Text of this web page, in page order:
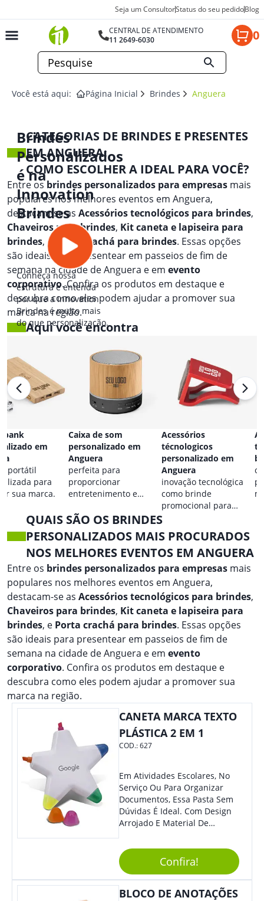
Seja um ConsultorStatus do seu pedidoBlog
CENTRAL DE ATENDIMENTO
11 2649-6030
0
Você está aqui: Página Inicial Brindes Anguera
Brindes
Personalizados
é na
Innovation
Brindes
Conheça nossa
estrutura e entenda
por que a Innovation
Brindes é muito mais
do que personalização.
CATEGORIAS DE BRINDES E PRESENTES
EM ANGUERA:
COMO ESCOLHER A IDEAL PARA VOCÊ?
Entre osbrindes personalizados para empresas mais
populares nos melhores eventos em Anguera,
destacam-se as Acessórios tecnológicos para brindes,
Chaveiros para brindes, Kit caneta e lapiseira para
brindes, e Porta crachá para brindes. Essas opções
são ideais para presentear em passeios de fim de
semana na cidade de Anguera e em evento
corporativo. Confira os produtos em destaque e
descubra como eles podem ajudar a promover sua
marca na região.
Aqui você encontra
bank
em
portátil
para
sua marca.
Caixa de som
personalizado em
Anguera
perfeita para
proporcionar
entretenimento e
qualquer ocasião.
Acessórios
técnologicos
personalizado em
Anguera
inovação tecnológica
como brinde
promocional para
eventos.
QUAIS SÃO OS BRINDES
PERSONALIZADOS MAIS PROCURADOS
NOS MELHORES EVENTOS EM ANGUERA
Entre os brindes personalizados para empresas mais
populares nos melhores eventos em Anguera,
destacam-se as Acessórios tecnológicos para brindes,
Chaveiros para brindes, Kit caneta e lapiseira para
brindes, e Porta crachá para brindes. Essas opções
são ideais para presentear em passeios de fim de
semana na cidade de Anguera e em evento
corporativo. Confira os produtos em destaque e
descubra como eles podem ajudar a promover sua
marca na região.
CANETA MARCA TEXTO
PLÁSTICA 2 EM 1
COD.:627
Em Atividades Escolares, No
Serviço Ou Para Organizar
Documentos, Essa Pasta Sem
Dúvidas É Ideal. Com Design
Arrojado E Material De
Prático E Agradará Todos Os
Seus Clientes. Leve Sua Marca
À Eventos E Feiras
Corporativas Em Um Item
Moderno E Util.
Confira!
BLOCO DE ANOTAÇÕES